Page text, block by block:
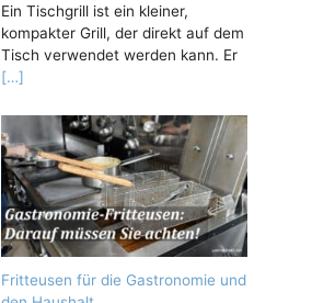
Ein Tischgrill ist ein kleiner,
kompakter Grill, der direkt auf dem
Tisch verwendet werden kann. Er
[…]
Fritteusen für die Gastronomie und